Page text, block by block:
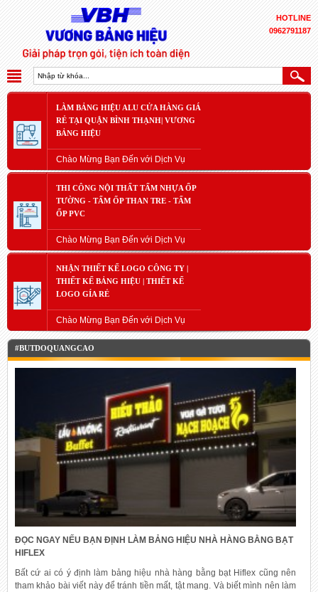
HOTLINE
0962791187
LÀM BẢNG HIỆU ALU CỬA HÀNG GIÁ
RẺ TẠI QUẬN BÌNH THẠNH| VƯƠNG
BẢNG HIỆU
Chào Mừng Bạn Đến với Dịch Vụ
THI CÔNG NỘI THẤT TẤM NHỰA ỐP
TƯỜNG - TẤM ỐP THAN TRE - TẤM
ỐP PVC
Chào Mừng Bạn Đến với Dịch Vụ
NHẬN THIẾT KẾ LOGO CÔNG TY |
THIẾT KẾ BẢNG HIỆU | THIẾT KẾ
LOGO GÍA RẺ
Chào Mừng Bạn Đến với Dịch Vụ
#BUTDOQUANGCAO
ĐỌC NGAY NẾU BẠN ĐỊNH LÀM BẢNG HIỆU NHÀ HÀNG BẰNG BẠT
HIFLEX
Bất cứ ai có ý định làm bảng hiệu nhà hàng bằng bạt Hiflex cũng nên
tham khảo bài viết này để tránh tiền mất, tật mang. Và biết mình nên làm